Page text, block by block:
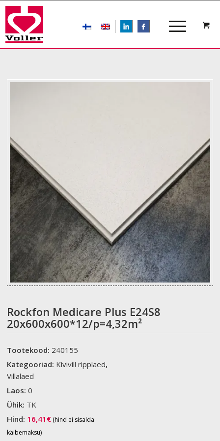
LIn
Rockfon Medicare Plus E24S8
20x600x600*12/p=4,32m²
Tootekood: 240155
Kategooriad: Kivivill ripplaed,
Villalaed
Laos:0
Ühik: TK
Hind: 16,41 € (hind ei sisalda
käibemaksu)